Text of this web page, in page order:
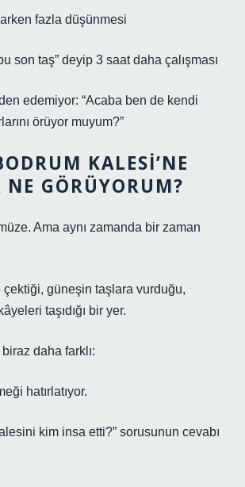
fazla düşünmesi
son taş” deyip 3 saat daha çalışması
edemiyor: “Acaba ben de kendi
örüyor muyum?”
KALESI’NE
GÖRÜYORUM?
Ama aynı zamanda bir zaman
güneşin taşlara vurduğu,
taşıdığı bir yer.
daha farklı:
hatırlatıyor.
kim insa etti?” sorusunun cevabı